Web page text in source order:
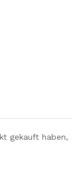
gekauft haben,